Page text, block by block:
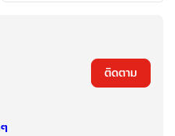
ติดตาม